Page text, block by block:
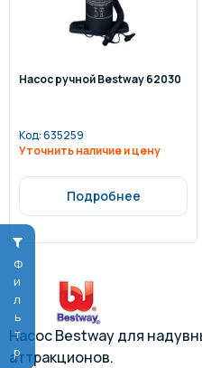
Фильтр
Насос ручной Bestway 62030
Код:635259
Уточнить наличие и цену
Подробнее
Насос Bestway для
аттракционов.